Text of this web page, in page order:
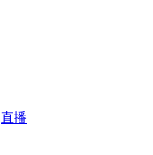
直播